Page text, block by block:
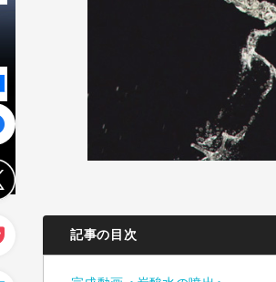
記事の目次